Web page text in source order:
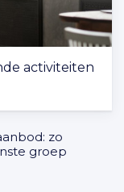
activiteiten
zo
groep